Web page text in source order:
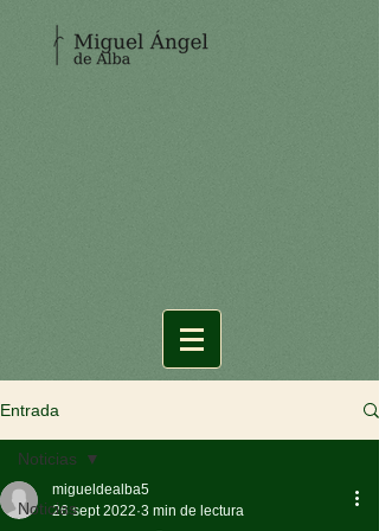
Entrada
Noticias
Noticias
migueldealba5
26 sept 2022 3 min de lectura